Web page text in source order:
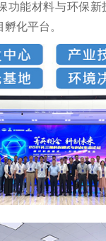
功能材料与环保新
化平台。